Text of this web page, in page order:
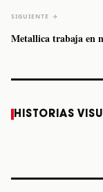
SIGUIENTE →
Metallica trabaja en
HISTORIAS
a Monterrey el